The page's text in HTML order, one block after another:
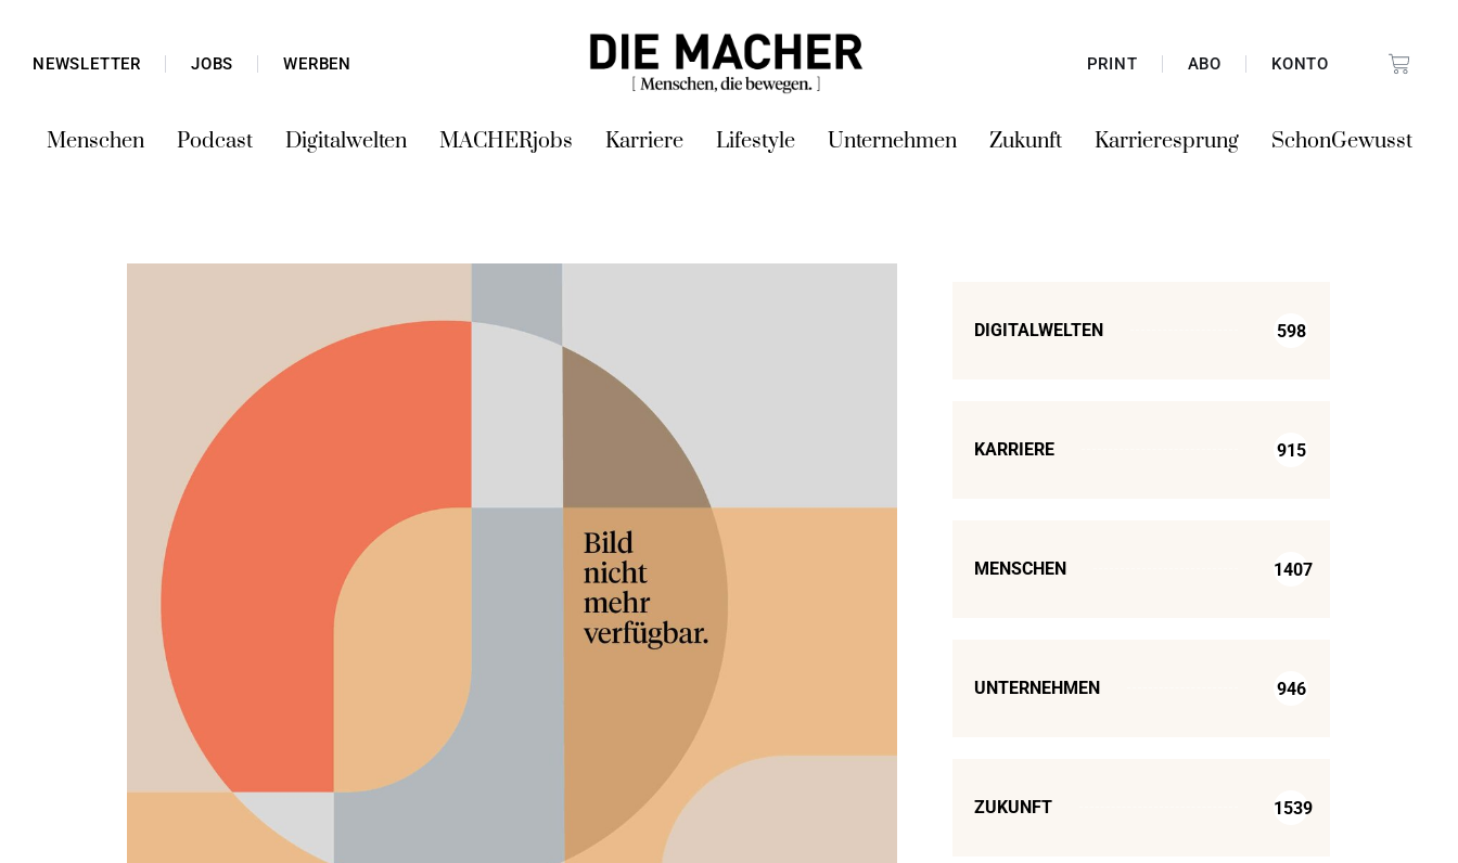
NEWSLETTER JOBS WERBEN PRINT ABO KONTO
Menschen Podcast Digitalwelten MACHERjobs Karriere Lifestyle Unternehmen Zukunft Karrieresprung SchonGewusst
DIGITALWELTEN 598
KARRIERE 915
MENSCHEN 1407
UNTERNEHMEN 946
ZUKUNFT 1539